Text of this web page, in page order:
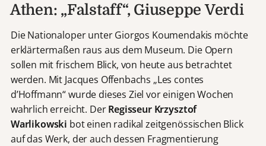
Athen: „Falstaff“, Giuseppe Verdi
Die Nationaloper unter Giorgos Koumendakis möchte
erklärtermaßen raus aus dem Museum. Die Opern
sollen mit frischem Blick, von heute aus betrachtet
werden. Mit Jacques Offenbachs „Les contes
d’Hoffmann“ wurde dieses Ziel vor einigen Wochen
wahrlich erreicht. DerRegisseur Krzysztof
Warlikowski bot einen radikal zeitgenössischen Blick
auf das Werk, der auch dessen Fragmentierung